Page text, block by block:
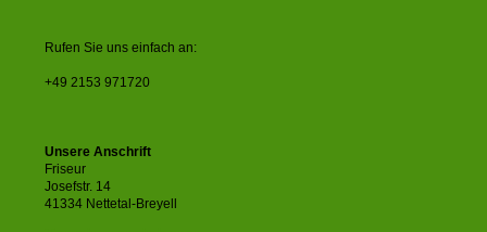
Rufen Sie uns einfach an:
+49 2153 971720
Unsere Anschrift
Friseur
Josefstr. 14
41334 Nettetal-Breyell